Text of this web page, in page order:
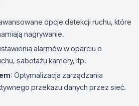
opcje detekcji ruchu, które
nagrywanie.
alarmów w oparciu o
sabotażu kamery, itp.
: Optymalizacja zarządzania
przekazu danych przez sieć.